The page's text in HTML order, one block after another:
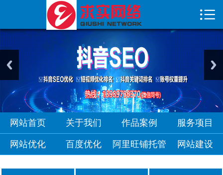
关于我们
作品案例
服务项目
网站优化

网站首页 关于我们 作品案例 服务项目
网站优化 百度优化 阿里旺铺托管 网站建设